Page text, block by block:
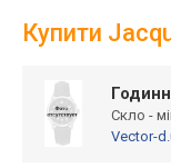
Купити
Скло -
Vector-